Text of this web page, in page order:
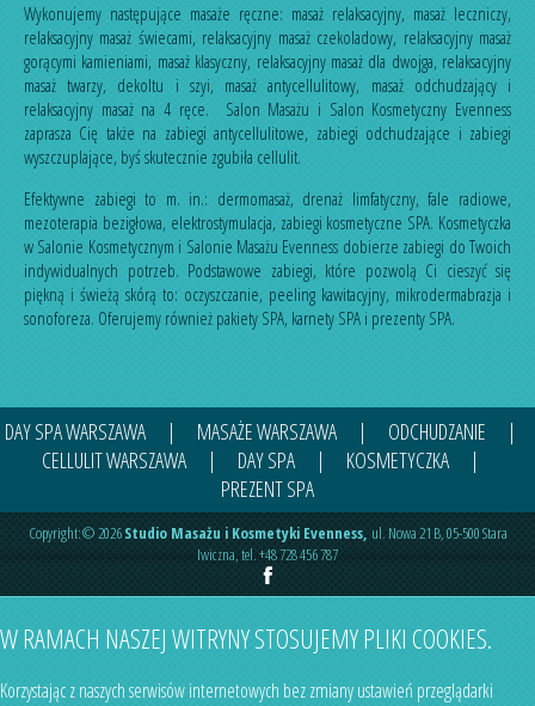
Wykonujemy następujące masaże ręczne: masaż relaksacyjny, masaż leczniczy,
relaksacyjny masaż świecami, relaksacyjny masaż czekoladowy, relaksacyjny masaż
gorącymi kamieniami, masaż klasyczny, relaksacyjny masaż dla dwojga, relaksacyjny
masaż twarzy, dekoltu i szyi, masaż antycellulitowy, masaż odchudzającyi
relaksacyjny masaż na 4 ręce. Salon Masażu i Salon Kosmetyczny Evenness
zaprasza Cię także na zabiegi antycellulitowe, zabiegi odchudzające i zabiegi
wyszczuplające, byś skutecznie zgubiła cellulit.
Efektywne zabiegi to m. in.: dermomasaż, drenaż limfatyczny,fale radiowe,
mezoterapia bezigłowa, elektrostymulacja, zabiegi kosmetyczne SPA. Kosmetyczka
w Salonie Kosmetycznym i Salonie Masażu Evenness dobierze zabiegi do Twoich
indywidualnych potrzeb. Podstawowe zabiegi, które pozwolą Ci cieszyć się
piękną i świeżą skórą to: oczyszczanie, peeling kawitacyjny, mikrodermabrazja i
sonoforeza. Oferujemy również pakiety SPA, karnety SPA i prezenty SPA.
DAY SPA WARSZAWA | MASAŻE WARSZAWA | ODCHUDZANIE
|
CELLULIT WARSZAWA
| DAY SPA | KOSMETYCZKA
|
PREZENT SPA
Copyright:© 2026Studio Masażu i Kosmetyki Evenness, ul. Nowa 21 B,05-500Stara
Iwiczna,tel.+48 728 456 787
W RAMACH NASZEJ WITRYNY STOSUJEMY PLIKI COOKIES.
Korzystając z naszych serwisów internetowych bez zmiany ustawień przeglądarki